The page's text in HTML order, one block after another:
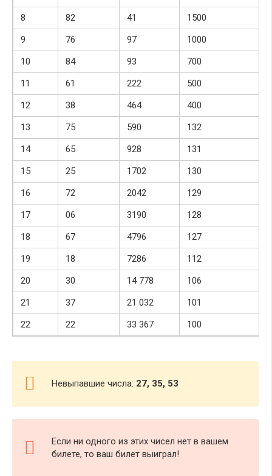
8
82 41
1500
9
76 97
1000
10
84 93
700
11
61 222
500
12
38 464
400
13
75 590
132
14
65 928
131
15
25 1702
130
16
72 2042
129
17
06 3190
128
18
67 4796
127
19
18 7286
112
20
30 14 778
106
21
37 21 032
101
22
22 33 367 100
Невыпавшие числа: 27, 35, 53
Если ни одного из этих чисел нет в вашем
билете, то ваш билет выиграл!